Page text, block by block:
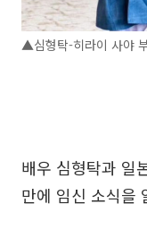
▲심형탁-히라이 사야
배우 심형탁과 일
만에 임신 소식을